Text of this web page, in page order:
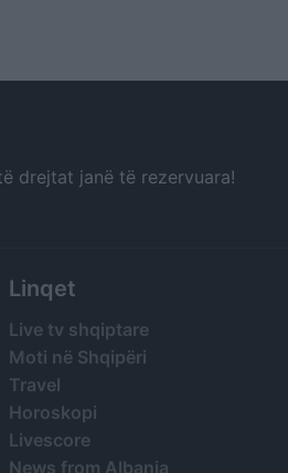
drejtat janë të rezervuara!
Linqet
Live tv shqiptare
Moti në Shqipëri
Travel
Horoskopi
Livescore
News from Albania